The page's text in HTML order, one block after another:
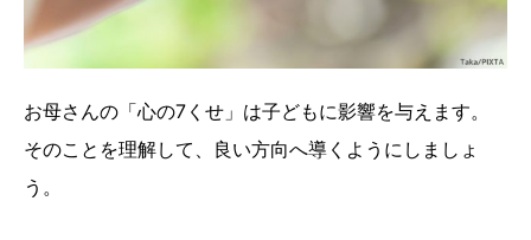
お母さんの「心の7くせ」は子どもに影響を与えます。
そのことを理解して、良い方向へ導くようにしましょ
う。